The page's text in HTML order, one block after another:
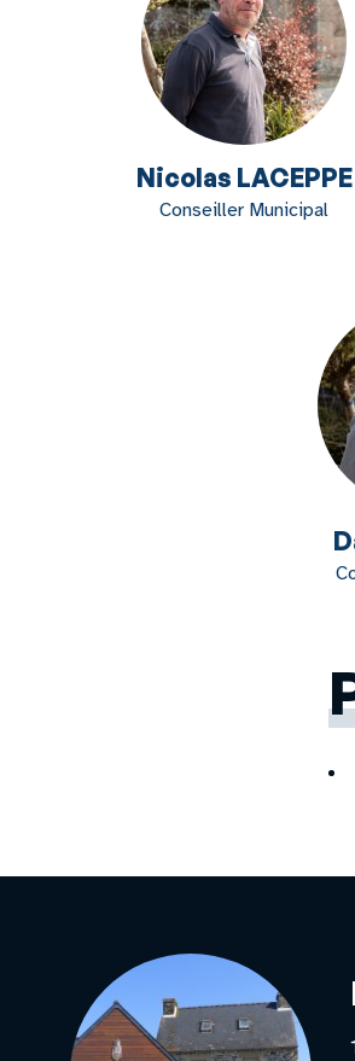
Nicolas LACEPPE
Conseiller Municipal